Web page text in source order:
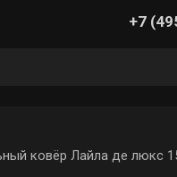
+7
ковёр Лайла де люкс